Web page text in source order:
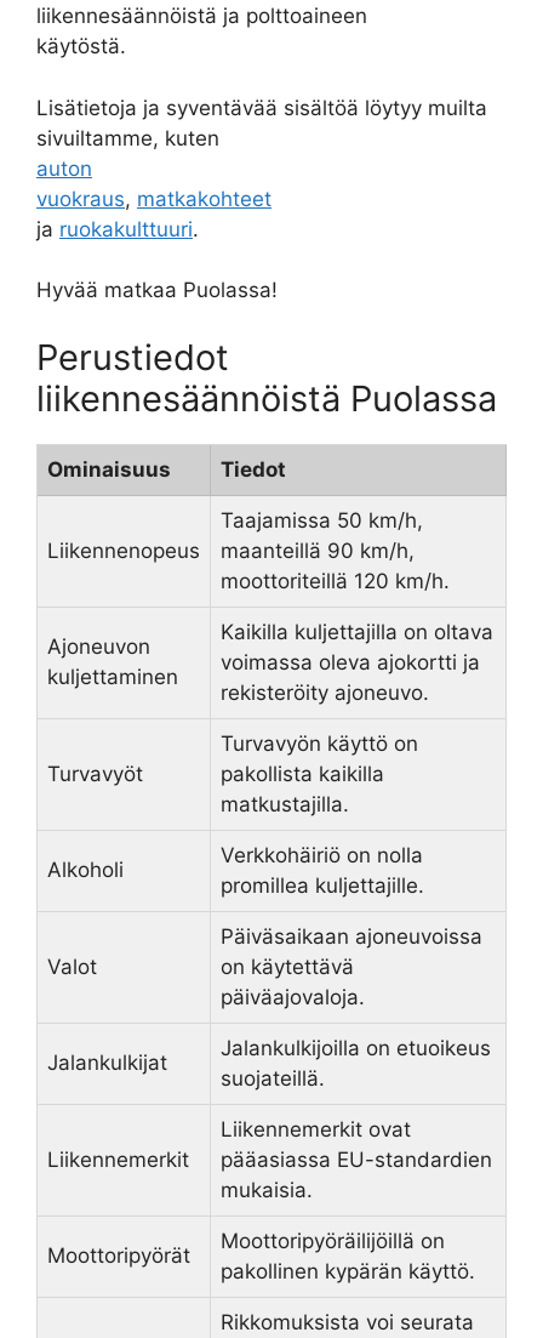
liikennesäännöistä ja polttoaineen
käytöstä.
Lisätietoja ja syventävää sisältöä löytyy muilta
sivuiltamme, kuten
auton
vuokraus, matkakohteet
ja ruokakulttuuri.
Hyvää matkaa Puolassa!
Perustiedot
liikennesäännöistä Puolassa
Ominaisuus Tiedot
Liikennenopeus
Taajamissa 50 km/h,
maanteillä 90 km/h,
moottoriteillä 120 km/h.
Ajoneuvon
kuljettaminen
Kaikilla kuljettajilla on oltava
voimassa oleva ajokortti ja
rekisteröity ajoneuvo.
Turvavyöt
Turvavyön käyttö on
pakollista kaikilla
matkustajilla.
Alkoholi
Verkkohäiriö on nolla
promillea kuljettajille.
Valot
Päiväsaikaan ajoneuvoissa
on käytettävä
päiväajovaloja.
Jalankulkijat
Jalankulkijoilla on etuoikeus
suojateillä.
Liikennemerkit
Liikennemerkit ovat
pääasiassa EU-standardien
mukaisia.
Moottoripyörät
Moottoripyöräilijöillä on
pakollinen kypärän käyttö.
Rikkomuksista voi seurata